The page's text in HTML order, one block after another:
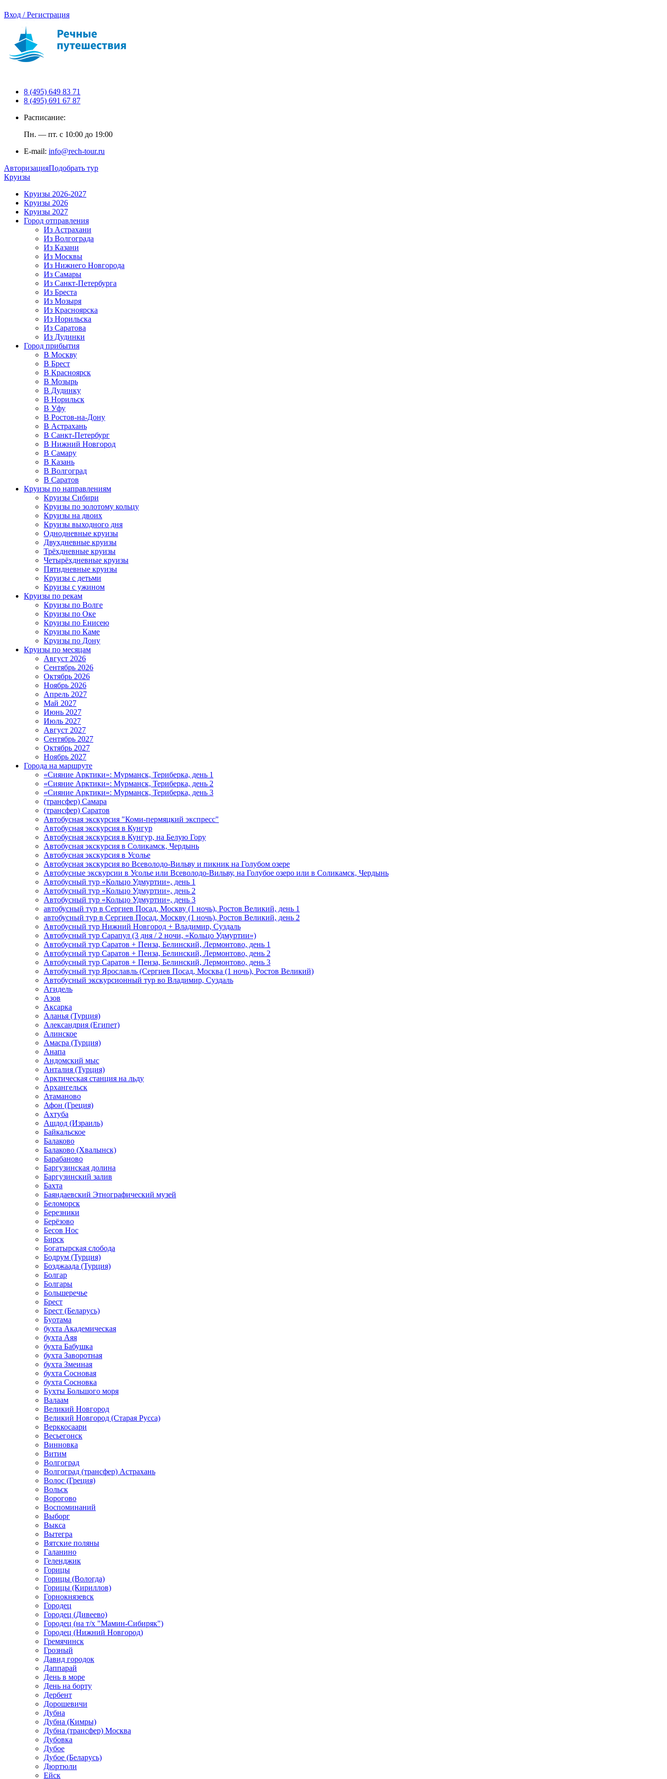
Вход / Регистрация
8 (495) 649 83 71
8 (495) 691 67 87
Расписание:
Пн. — пт. с 10:00 до 19:00
E-mail: info@rech-tour.ru
АвторизацияПодобрать тур
Круизы
Круизы 2026-2027
Круизы 2026
Круизы 2027
Город отправления
Из Астрахани
Из Волгограда
Из Казани
Из Москвы
Из Нижнего Новгорода
Из Самары
Из Санкт-Петербурга
Из Бреста
Из Мозыря
Из Красноярска
Из Норильска
Из Саратова
Из Дудинки
Город прибытия
В Москву
В Брест
В Красноярск
В Мозырь
В Дудинку
В Норильск
В Уфу
В Ростов-на-Дону
В Астрахань
В Санкт-Петербург
В Нижний Новгород
В Самару
В Казань
В Волгоград
В Саратов
Круизы по направлениям
Круизы Сибири
Круизы по золотому кольцу
Круизы на двоих
Круизы выходного дня
Однодневные круизы
Двухдневные круизы
Трёхдневные круизы
Четырёхдневные круизы
Пятидневные круизы
Круизы с детьми
Круизы с ужином
Круизы по рекам
Круизы по Волге
Круизы по Оке
Круизы по Енисею
Круизы по Каме
Круизы по Дону
Круизы по месяцам
Август 2026
Сентябрь 2026
Октябрь 2026
Ноябрь 2026
Апрель 2027
Май 2027
Июнь 2027
Июль 2027
Август 2027
Сентябрь 2027
Октябрь 2027
Ноябрь 2027
Города на маршруте
«Сияние Арктики»: Мурманск, Териберка, день 1
«Сияние Арктики»: Мурманск, Териберка, день 2
«Сияние Арктики»: Мурманск, Териберка, день 3
(трансфер) Самара
(трансфер) Саратов
Автобусная экскурсия "Коми-пермяцкий экспресс"
Автобусная экскурсия в Кунгур
Автобусная экскурсия в Кунгур, на Белую Гору
Автобусная экскурсия в Соликамск, Чердынь
Автобусная экскурсия в Усолье
Автобусная экскурсия во Всеволодо-Вильву и пикник на Голубом озере
Автобусные экскурсии в Усолье или Всеволодо-Вильву, на Голубое озеро или в Соликамск, Чердынь
Автобусный тур «Кольцо Удмуртии», день 1
Автобусный тур «Кольцо Удмуртии», день 2
Автобусный тур «Кольцо Удмуртии», день 3
автобусный тур в Сергиев Посад, Москву (1 ночь), Ростов Великий, день 1
автобусный тур в Сергиев Посад, Москву (1 ночь), Ростов Великий, день 2
Автобусный тур Нижний Новгород + Владимир, Суздаль
Автобусный тур Сарапул (3 дня / 2 ночи, «Кольцо Удмуртии»)
Автобусный тур Саратов + Пенза, Белинский, Лермонтово, день 1
Автобусный тур Саратов + Пенза, Белинский, Лермонтово, день 2
Автобусный тур Саратов + Пенза, Белинский, Лермонтово, день 3
Автобусный тур Ярославль (Сергиев Посад, Москва (1 ночь), Ростов Великий)
Автобусный экскурсионный тур во Владимир, Суздаль
Агидель
Азов
Аксарка
Аланья (Турция)
Александрия (Египет)
Алинское
Амасра (Турция)
Анапа
Андомский мыс
Анталия (Турция)
Арктическая станция на льду
Архангельск
Атаманово
Афон (Греция)
Ахтуба
Ашдод (Израиль)
Байкальское
Балаково
Балаково (Хвалынск)
Барабаново
Баргузинская долина
Баргузинский залив
Бахта
Баяндаевский Этнографический музей
Беломорск
Березники
Берёзово
Бесов Нос
Бирск
Богатырская слобода
Бодрум (Турция)
Бозджаада (Турция)
Болгар
Болгары
Большеречье
Брест
Брест (Беларусь)
Буотама
бухта Академическая
бухта Аяя
бухта Бабушка
бухта Заворотная
бухта Змеиная
бухта Сосновая
бухта Сосновка
Бухты Большого моря
Валаам
Великий Новгород
Великий Новгород (Старая Русса)
Верккосаари
Весьегонск
Винновка
Витим
Волгоград
Волгоград (трансфер) Астрахань
Волос (Греция)
Вольск
Ворогово
Воспоминаний
Выборг
Выкса
Вытегра
Вятские поляны
Галанино
Геленджик
Горицы
Горицы (Вологда)
Горицы (Кириллов)
Горнокнязевск
Городец
Городец (Дивеево)
Городец (на т/х "Мамин-Сибиряк")
Городец (Нижний Новгород)
Гремячинск
Грозный
Давид городок
Даппарай
День в море
День на борту
Дербент
Дорошевичи
Дубна
Дубна (Кимры)
Дубна (трансфер) Москва
Дубовка
Дубое
Дубое (Беларусь)
Дюртюли
Ейск